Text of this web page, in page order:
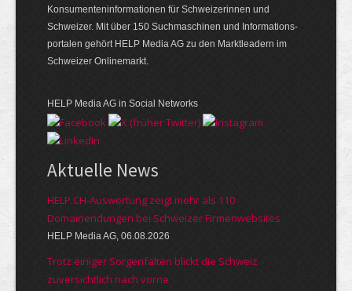
Konsumenten­infor­mationen für Schwei­zerinnen und
Schweizer. Mit über 150 Such­ma­schinen und Infor­mations­
portalen gehört HELP Media AG zu den Markt­leadern im
Schweizer Onlinemarkt.
HELP Media AG in Social Networks
Aktuelle News
HELP.CH-Auswertung zeigt mehr als 110
Domainendungen bei Schweizer Firmenwebsites
HELP Media AG, 06.08.2026
Trotz einiger Sorgenfalten blickt die Schweiz
zuversichtlich nach vorne